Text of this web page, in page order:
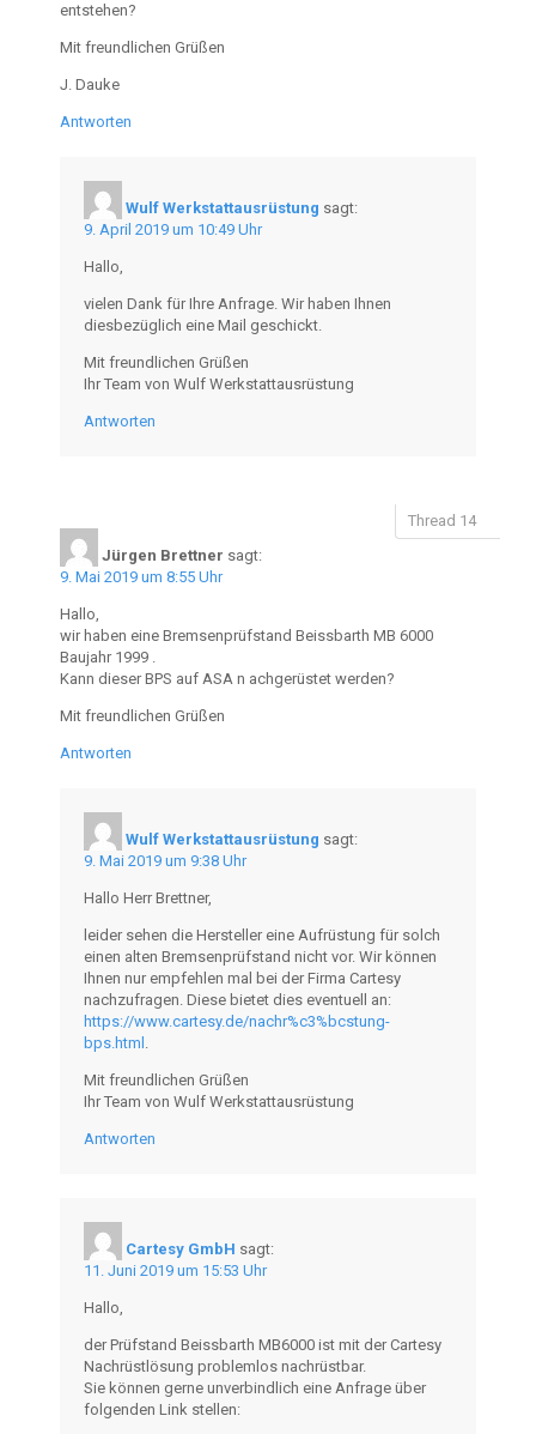
entstehen?
Mit freundlichen Grüßen
J. Dauke
Antworten
Wulf Werkstattausrüstung sagt:
9. April 2019 um 10:49 Uhr
Hallo,
vielen Dank für Ihre Anfrage. Wir haben Ihnen
diesbezüglich eine Mail geschickt.
Mit freundlichen Grüßen
Ihr Team von Wulf Werkstattausrüstung
Antworten
Jürgen Brettner sagt:
9. Mai 2019 um 8:55 Uhr
Hallo,
wir haben eine Bremsenprüfstand Beissbarth MB 6000
Baujahr 1999 .
Kann dieser BPS auf ASA n achgerüstet werden?
Mit freundlichen Grüßen
Antworten
Wulf Werkstattausrüstung sagt:
9. Mai 2019 um 9:38 Uhr
Hallo Herr Brettner,
leider sehen die Hersteller eine Aufrüstung für solch
einen alten Bremsenprüfstand nicht vor. Wir können
Ihnen nur empfehlen mal bei der Firma Cartesy
nachzufragen. Diese bietet dies eventuell an:
https://www.cartesy.de/nachr%c3%bcstung-
bps.html .
Mit freundlichen Grüßen
Ihr Team von Wulf Werkstattausrüstung
Antworten
Cartesy GmbH sagt:
11. Juni 2019 um 15:53 Uhr
Hallo,
der Prüfstand Beissbarth MB6000 ist mit der Cartesy
Nachrüstlösung problemlos nachrüstbar.
Sie können gerne unverbindlich eine Anfrage über
folgenden Link stellen: